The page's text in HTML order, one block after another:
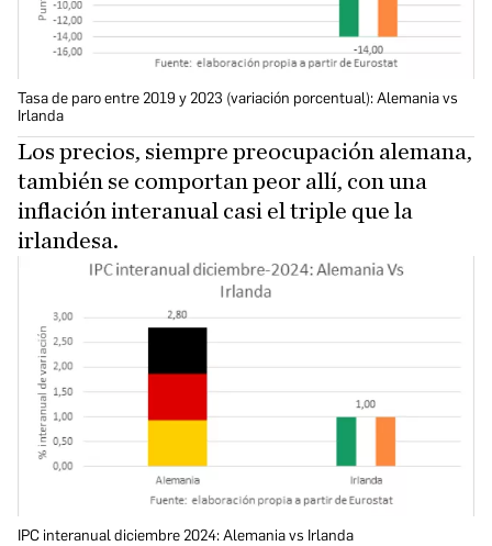
Tasa de paro entre 2019 y 2023 (variación porcentual): Alemania vs
Irlanda
Los precios, siempre preocupación alemana,
también se comportan peor allí, con una
inflación interanual casi el triple que la
irlandesa.
IPC interanual diciembre 2024: Alemania vs Irlanda